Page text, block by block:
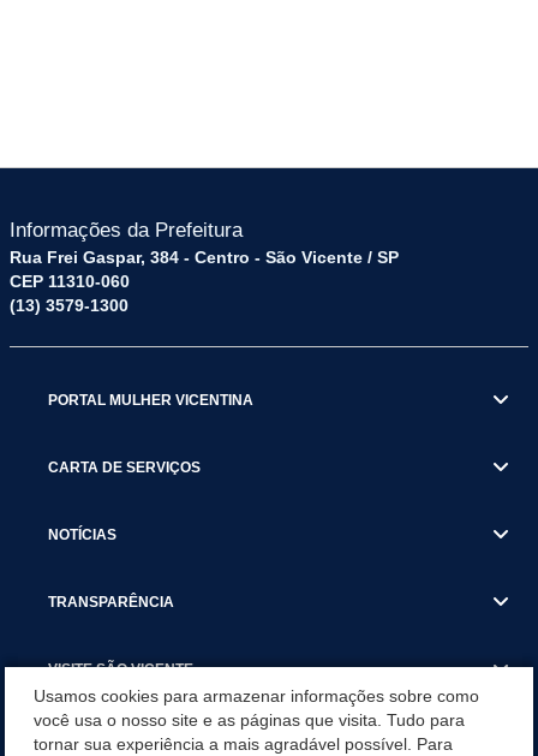
Informações da Prefeitura
Rua Frei Gaspar, 384 - Centro - São Vicente / SP
CEP 11310-060
(13) 3579-1300
PORTAL MULHER VICENTINA
CARTA DE SERVIÇOS
NOTÍCIAS
TRANSPARÊNCIA
VISITE SÃO VICENTE
Usamos cookies para armazenar informações sobre como
você usa o nosso site e as páginas que visita. Tudo para
tornar sua experiência a mais agradável possível. Para